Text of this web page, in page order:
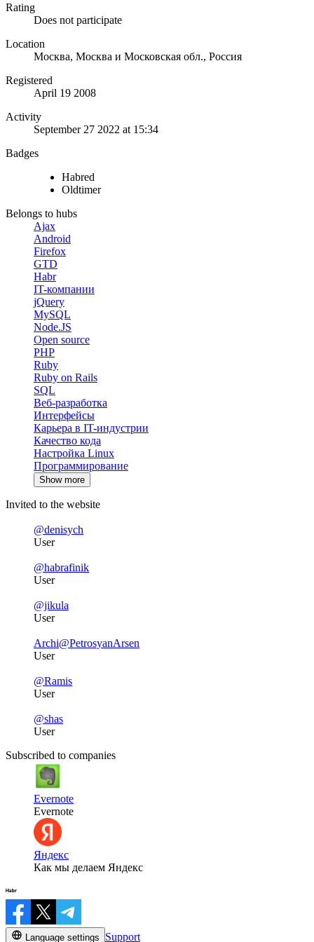
Rating
Does not participate
Location
Москва, Москва и Московская обл., Россия
Registered
April 19 2008
Activity
September 27 2022 at 15:34
Badges
Habred
Oldtimer
Belongs to hubs
Ajax
Android
Firefox
GTD
Habr
IT-компании
jQuery
MySQL
Node.JS
Open source
PHP
Ruby
Ruby on Rails
SQL
Веб-разработка
Интерфейсы
Карьера в IT-индустрии
Качество кода
Настройка Linux
Программирование
Show more
Invited to the website
@denisych
User
@habrafinik
User
@jikula
User
Archi@PetrosyanArsen
User
@Ramis
User
@shas
User
Subscribed to companies
Evernote
Evernote
Яндекс
Как мы делаем Яндекс
Language settings Support